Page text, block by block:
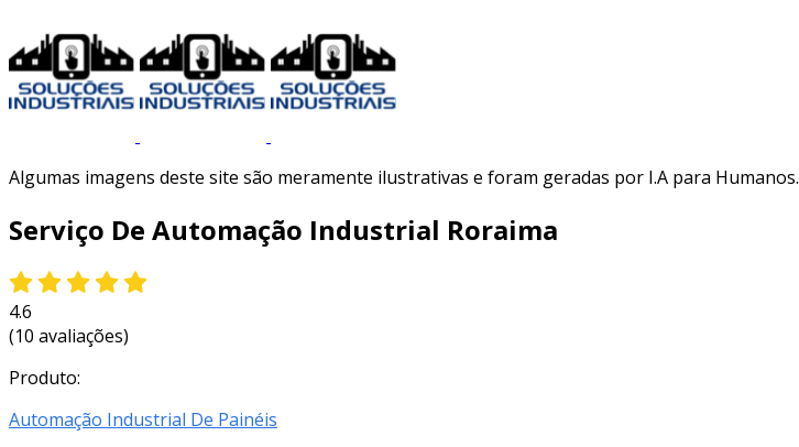
Algumas imagens deste site são meramente ilustrativas e foram geradas por I.A para Humanos.
Serviço De Automação Industrial Roraima
4.6
(10 avaliações)
Produto:
Automação Industrial De Painéis